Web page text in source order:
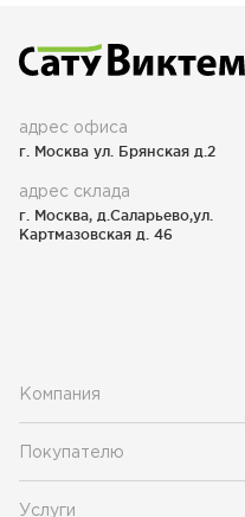
адрес офиса
г. Москва ул. Брянская д.2
адрес склада
г. Москва, д.Саларьево,ул.
Картмазовская д. 46
Компания
Покупателю
Услуги